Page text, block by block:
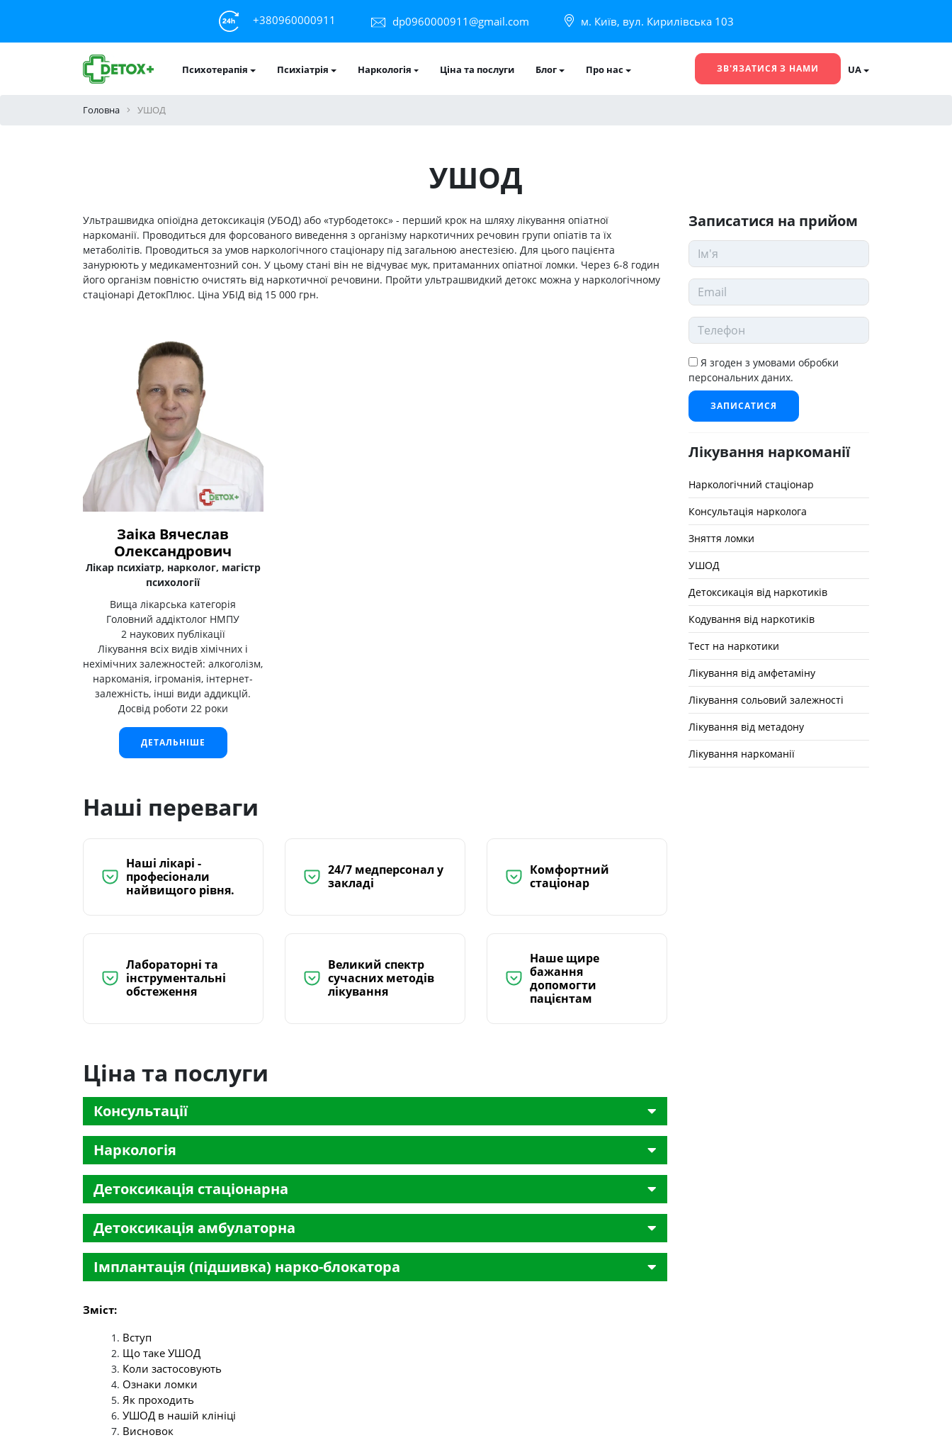
+380960000911 dp0960000911@gmail.com м. Київ, вул. Кирилівська 103
Психотерапія Психіатрія Наркологія Ціна та послуги Блог Про нас ЗВ'ЯЗАТИСЯ З НАМИ UA
Головна УШОД
УШОД
Ультрашвидка опіоїдна детоксикація (УБОД) або «турбодетокс» - перший крок на шляху лікування опіатної
наркоманії. Проводиться для форсованого виведення з організму наркотичних речовин групи опіатів та їх
метаболітів. Проводиться за умов наркологічного стаціонару під загальною анестезією. Для цього пацієнта
занурюють у медикаментозний сон. У цьому стані він не відчуває мук, притаманних опіатної ломки. Через 6-8 годин
його організм повністю очистять від наркотичної речовини. Пройти ультрашвидкий детокс можна у наркологічному
стаціонарі ДетокПлюс. Ціна УБІД від 15 000 грн.
Заіка Вячеслав
Олександрович
Лікар психіатр, нарколог, магістр
психології
Вища лікарська категорія
Головний аддіктолог НМПУ
2 наукових публікації
Лікування всіх видів хімічних і
нехімічних залежностей: алкоголізм,
наркоманія, ігроманія, інтернет-
залежність, інші види аддикцІй.
Досвід роботи 22 роки
ДЕТАЛЬНІШЕ
Наші переваги
Наші лікарі -
професіонали
найвищого рівня.
24/7 медперсонал у
закладі
Комфортний
стаціонар
Лабораторні та
інструментальні
обстеження
Великий спектр
сучасних методів
лікування
Наше щире
бажання
допомогти
пацієнтам
Ціна та послуги
Консультації
Наркологія
Детоксикація стаціонарна
Детоксикація амбулаторна
Імплантація (підшивка) нарко-блокатора
Зміст:
Вступ
Що таке УШОД
Коли застосовують
Ознаки ломки
Як проходить
УШОД в нашій клініці
Висновок
Записатися на прийом
Я згоден з умовами обробки
персональних даних.
ЗАПИСАТИСЯ
Лікування наркоманії
Наркологічний стаціонар
Консультація нарколога
Зняття ломки
УШОД
Детоксикація від наркотиків
Кодування від наркотиків
Тест на наркотики
Лікування від амфетаміну
Лікування сольовий залежності
Лікування від метадону
Лікування наркоманії